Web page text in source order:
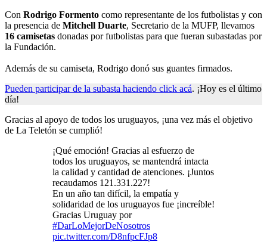
Con Rodrigo Formento como representante de los futbolistas y con
la presencia de Mitchell Duarte, Secretario de la MUFP, llevamos
16 camisetas donadas por futbolistas para que fueran subastadas por
la Fundación.
Además de su camiseta, Rodrigo donó sus guantes firmados.
Pueden participar de la subasta haciendo click acá. ¡Hoy es el último
día!
Gracias al apoyo de todos los uruguayos, ¡una vez más el objetivo
de La Teletón se cumplió!
¡Qué emoción! Gracias al esfuerzo de
todos los uruguayos, se mantendrá intacta
la calidad y cantidad de atenciones. ¡Juntos
recaudamos 121.331.227!
En un año tan difícil, la empatía y
solidaridad de los uruguayos fue ¡increíble!
Gracias Uruguay por
#DarLoMejorDeNosotros
pic.twitter.com/D8nfpcFJp8